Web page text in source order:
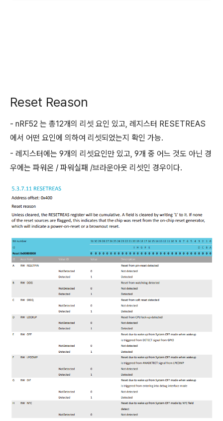
Reset Reason
- nRF52 는 총12개의 리셋 요인 있고, 레지스터 RESETREAS
에서 어떤 요인에 의하여 리셋되었는지 확인 가능.
- 레지스터에는 9개의 리셋요인만 있고, 9개 중 어느 것도 아닌 경
우에는 파워온 / 파워실패 /브라운아웃 리셋인 경우이다.